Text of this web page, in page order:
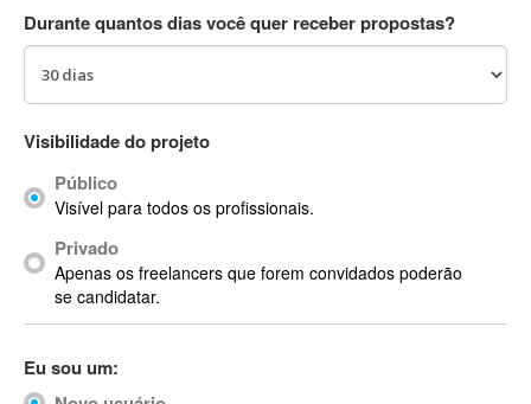
AccountMate
ACDSee
ACID Pro
ACPI
Acrobat
Acrobat X
Acronis
Actian
Actimize
ActionScript
Active Directory
Durante quantos dias você quer receber propostas?
Visibilidade do projeto
Público
Visível para todos os profissionais.
Privado
Apenas os freelancers que forem convidados poderão
se candidatar.
Eu sou um: